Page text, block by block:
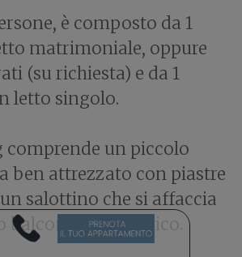
è composto da 1
matrimoniale, oppure
(su richiesta) e da 1
letto singolo.
comprende un piccolo
ben attrezzato con piastre
salottino che si affaccia
balcone panoramico.